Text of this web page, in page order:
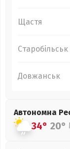
Щастя
Старобільськ
Довжанськ
Автономна
34° 20°